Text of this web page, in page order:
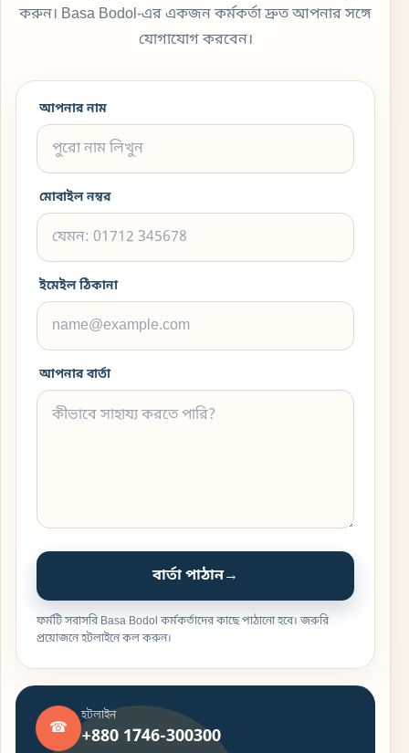
করুন। Basa Bodol-এর একজন কর্মকর্তা দ্রুত আপনার সঙ্গে
যোগাযোগ করবেন।
আপনার নাম
মোবাইল নম্বর
ইমেইল ঠিকানা
আপনার বার্তা
বার্তা পাঠান→
ফর্মটি সরাসরি Basa Bodol কর্মকর্তাদের কাছে পাঠানো হবে। জরুরি
প্রয়োজনে হটলাইনে কল করুন।
☎
হটলাইন
+880 1746-300300